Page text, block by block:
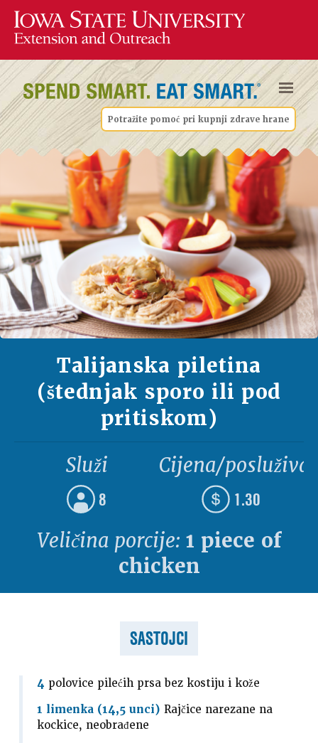
Potražite pomoć pri kupnji zdrave hrane
Talijanska piletina
(štednjak sporo ili pod
pritiskom)
Služi
8
Cijena/
1.30
Veličina porcije: 1 piece of
chicken
SASTOJCI
4 polovice pilećih prsa bez kostiju i kože
1 limenka (14,5 unci) Rajčice narezane na
kockice, neobrađene